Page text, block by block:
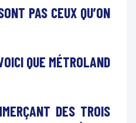
PAS CEUX QU’ON
QUE MÉTROLAND
DES TROIS